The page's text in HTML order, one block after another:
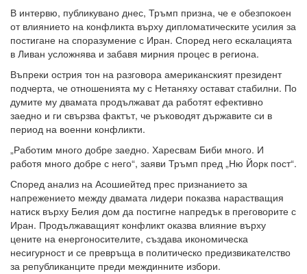
В интервю, публикувано днес, Тръмп призна, че е обезпокоен
от влиянието на конфликта върху дипломатическите усилия за
постигане на споразумение с Иран. Според него ескалацията
в Ливан усложнява и забавя мирния процес в региона.
Въпреки острия тон на разговора американският президент
подчерта, че отношенията му с Нетаняху остават стабилни. По
думите му двамата продължават да работят ефективно
заедно и ги свързва фактът, че ръководят държавите си в
период на военни конфликти.
„Работим много добре заедно. Харесвам Биби много. И
работя много добре с него“, заяви Тръмп пред „Ню Йорк пост“.
Според анализ на Асошиейтед прес признанието за
напрежението между двамата лидери показва нарастващия
натиск върху Белия дом да постигне напредък в преговорите с
Иран. Продължаващият конфликт оказва влияние върху
цените на енергоносителите, създава икономическа
несигурност и се превръща в политическо предизвикателство
за републиканците преди междинните избори.